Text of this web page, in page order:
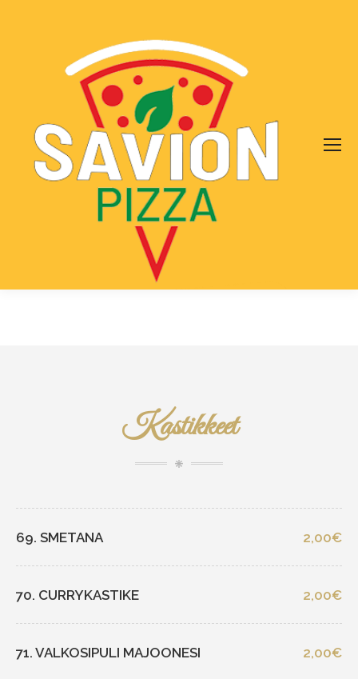
Kastikkeet
69. SMETANA 2,00€
70. CURRYKASTIKE 2,00€
71. VALKOSIPULI MAJOONESI 2,00€